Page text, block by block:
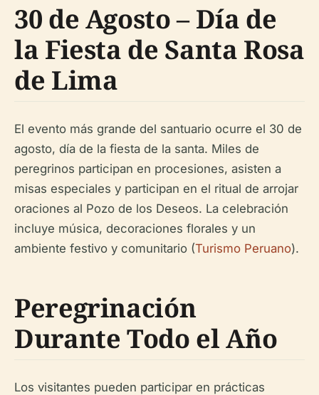
30 de Agosto – Día de
la Fiesta de Santa Rosa
de Lima
El evento más grande del santuario ocurre el 30 de
agosto, día de la fiesta de la santa. Miles de
peregrinos participan en procesiones, asisten a
misas especiales y participan en el ritual de arrojar
oraciones al Pozo de los Deseos. La celebración
incluye música, decoraciones florales y un
ambiente festivo y comunitario (Turismo Peruano).
Peregrinación
Durante Todo el Año
Los visitantes pueden participar en prácticas